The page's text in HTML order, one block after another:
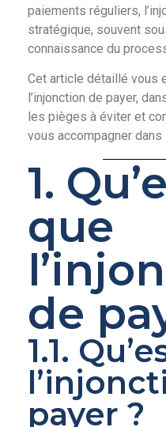
paiements réguliers,
stratégique, souvent
connaissance du
Cet article détaillé vous
l’injonction de payer,
les pièges à éviter et
vous accompagner
1.
que
de
1.1.
payer ?